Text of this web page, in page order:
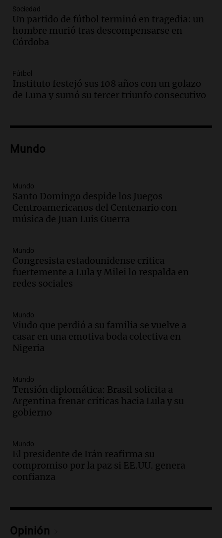
Episodios
Audio.Casabindo se prepara para una
celebración única: 30.000 turistas y el
tradicional Toreo de la Vincha
Audio.Borges, abogada de Pourrain:
"Tres hombres se lo llevaron para
hacerle preguntas y nunca regresó"
Episodios
metros del río Suquía y retiraron hasta
Episodios
Audio.La historia de la servilleta que
firmó Jorge Messi para el primer
contrato de Leo con Barcelona
Audio.Joan Gaspart: "Sin Jorge, no sé si
Messi hubiera llegado adonde llegó"
Una mañana para todos
Audio.
Jorge Messi en una entrevista con Rony
Vargas en 2007
Una mañana para todos
Audio.
las nuevas detenciones: "En esa casa
todos tenían algo que ver"
Una mañana para todos
del desayuno ideal: qué alimentos
conviene priorizar
Una mañana para todos
Episodios
Audio.Murió Jorge Messi
Sociedad
Un partido de fútbol terminó en tragedia: un
hombre murió tras descompensarse en
Córdoba
Fútbol
Instituto festejó sus 108 años con un golazo
de Luna y sumó su tercer triunfo consecutivo
Mundo
Mundo
Santo Domingo despide los Juegos
Centroamericanos del Centenario con
música de Juan Luis Guerra
Mundo
Congresista estadounidense critica
fuertemente a Lula y Milei lo respalda en
redes sociales
Mundo
Viudo que perdió a su familia se vuelve a
casar en una emotiva boda colectiva en
Nigeria
Mundo
Tensión diplomática: Brasil solicita a
Argentina frenar críticas hacia Lula y su
gobierno
Mundo
El presidente de Irán reafirma su
compromiso por la paz si EE.UU. genera
confianza
Opinión